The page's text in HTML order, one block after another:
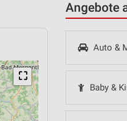
Angebote
Auto &
Baby &
⛶